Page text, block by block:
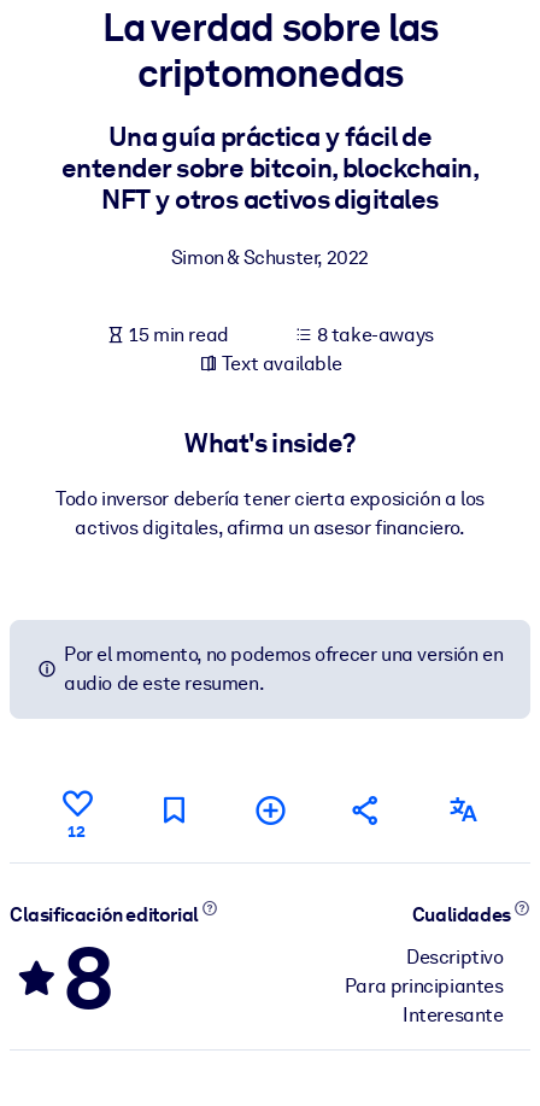
For LMS/LXP
Bring bite-sized, verified knowledge into your LMS/LXP for
learning results.
For Corporate Libraries
Fuel your AI systems with reliable, structured knowledge to
La verdad sobre las
criptomonedas
Una guía práctica y fácil de
entender sobre bitcoin, blockchain,
NFT y otros activos digitales
Simon & Schuster, 2022
15 min read
8 take-aways
Text available
What's inside?
Todo inversor debería tener cierta exposición a los
activos digitales, afirma un asesor financiero.
Por el momento, no podemos ofrecer una versión en
audio de este resumen.
12
Clasificación editorial
8
Cualidades
Descriptivo
Para principiantes
Interesante